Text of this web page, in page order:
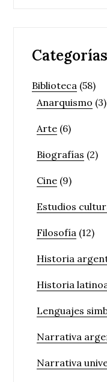
Categorías
Biblioteca (58)
Anarquismo (3)
Arte (6)
Biografías (2)
Cine (9)
Estudios
Filosofía (12)
Historia
Historia
Lenguajes
Narrativa
Narrativa